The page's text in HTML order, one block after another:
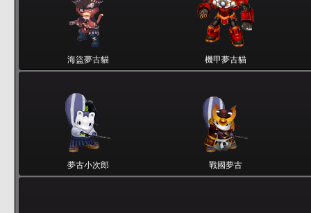
海盜夢古貓 機甲夢古貓
夢古小次郎 戰國夢古